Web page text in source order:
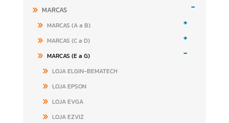
MARCAS -
MARCAS (A a B) +
MARCAS (C a D) +
MARCAS (E a G) -
LOJA ELGIN-BEMATECH
LOJA EPSON
LOJA EVGA
LOJA EZVIZ